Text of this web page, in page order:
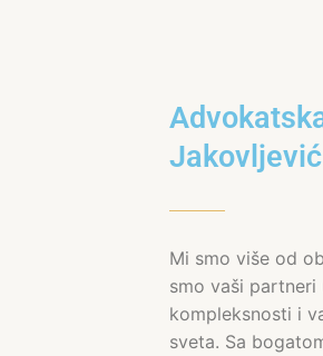
Jakovljević
Mi smo više od
smo vaši partneri
kompleksnosti i
sveta. Sa